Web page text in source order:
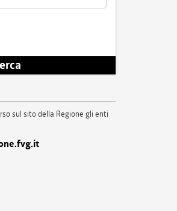
sul sito della Regione gli enti